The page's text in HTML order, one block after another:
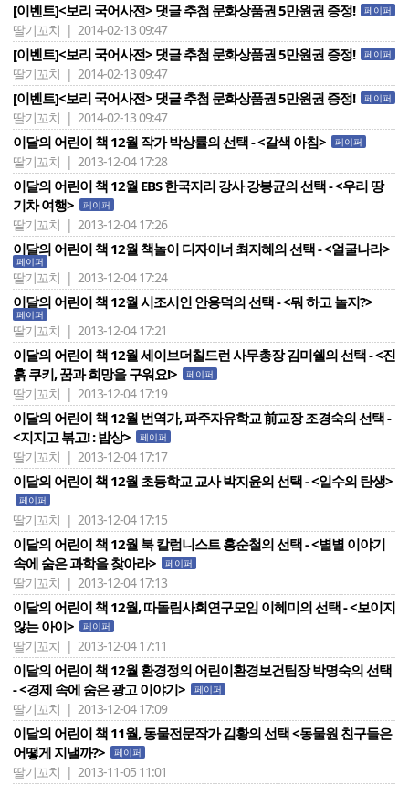
[이벤트]<보리 국어사전> 댓글 추첨 문화상품권 5만원권 증정! 페이퍼
딸기꼬치 | 2014-02-13 09:47
[이벤트]<보리 국어사전> 댓글 추첨 문화상품권 5만원권 증정! 페이퍼
딸기꼬치 | 2014-02-13 09:47
[이벤트]<보리 국어사전> 댓글 추첨 문화상품권 5만원권 증정! 페이퍼
딸기꼬치 | 2014-02-13 09:47
이달의 어린이 책 12월 작가 박상률의 선택 - <갈색 아침> 페이퍼
딸기꼬치 | 2013-12-04 17:28
이달의 어린이 책 12월 EBS 한국지리 강사 강봉균의 선택 - <우리 땅
기차 여행>
페이퍼
딸기꼬치 | 2013-12-04 17:26
이달의 어린이 책 12월 책놀이 디자이너 최지혜의 선택 - <얼굴나라>
페이퍼
딸기꼬치 | 2013-12-04 17:24
이달의 어린이 책 12월 시조시인 안용덕의 선택 - <뭐 하고 놀지?>
페이퍼
딸기꼬치 | 2013-12-04 17:21
이달의 어린이 책 12월 세이브더칠드런 사무총장 김미쉘의 선택 - <진
흙 쿠키, 꿈과 희망을 구워요!>
페이퍼
딸기꼬치 | 2013-12-04 17:19
이달의 어린이 책 12월 번역가, 파주자유학교 前교장 조경숙의 선택 -
<지지고 볶고! : 밥상>
페이퍼
딸기꼬치 | 2013-12-04 17:17
이달의 어린이 책 12월 초등학교 교사 박지윤의 선택 - <일수의 탄생>
페이퍼
딸기꼬치 | 2013-12-04 17:15
이달의 어린이 책 12월 북 칼럼니스트 홍순철의 선택 - <별별 이야기
속에 숨은 과학을 찾아라>
페이퍼
딸기꼬치 | 2013-12-04 17:13
이달의 어린이 책 12월, 따돌림사회연구모임 이혜미의 선택 - <보이지
않는 아이>
페이퍼
딸기꼬치 | 2013-12-04 17:11
이달의 어린이 책 12월 환경정의 어린이환경보건팀장 박명숙의 선택
- <경제 속에 숨은 광고 이야기>
페이퍼
딸기꼬치 | 2013-12-04 17:09
이달의 어린이 책 11월, 동물전문작가 김황의 선택 <동물원 친구들은
어떻게 지낼까?>
페이퍼
딸기꼬치 | 2013-11-05 11:01